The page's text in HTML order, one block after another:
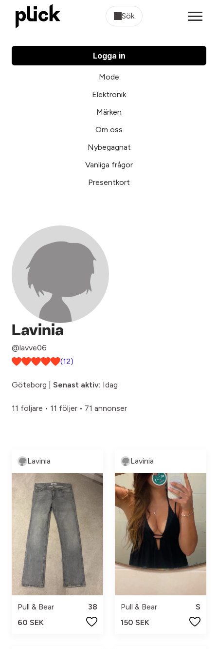
Sök
Logga in
Mode
Elektronik
Märken
Om oss
Nybegagnat
Vanliga frågor
Presentkort
Lavinia
@lavve06
(12)
Göteborg | Senast aktiv: Idag
11 följare • 11 följer • 71 annonser
Lavinia
Pull & Bear
38
60 SEK
Lavinia
Pull & Bear
S
150 SEK